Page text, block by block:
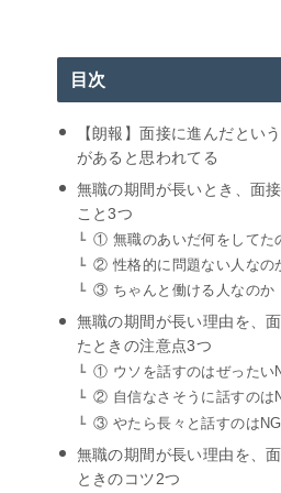
目次
【朗報】面接に進んだとい
があると思われてる
無職の期間が長いとき、面
こと3つ
① 無職のあいだ何をしてた
② 性格的に問題ない人なの
③ ちゃんと働ける人なのか
無職の期間が長い理由を、
たときの注意点3つ
① ウソを話すのはぜったい
② 自信なさそうに話すのは
③ やたら長々と話すのはNG
無職の期間が長い理由を、
ときのコツ2つ